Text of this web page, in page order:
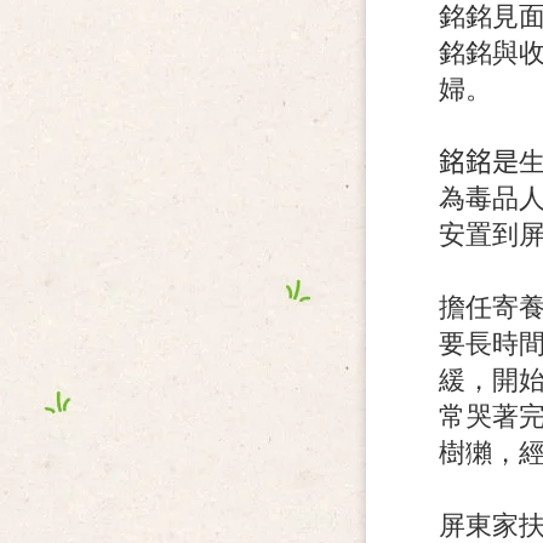
銘銘見
銘銘與
婦。
銘銘是
為毒品
安置到
擔任寄
要長時
緩，開
常哭著
樹獺，
屏東家